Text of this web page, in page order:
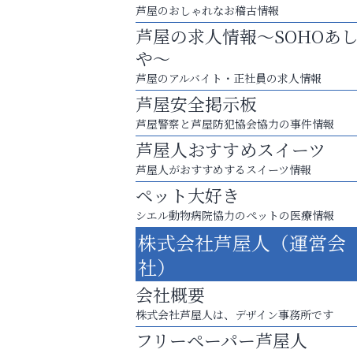
庭のお手入れから遺品整理まで
ちょっとしたお困りごともOK!
芦屋インターナショナルスク
ール
芦屋のおしゃれなお稽古情報
芦屋の求人情報～SOHOあし
や～
芦屋のアルバイト・正社員の求人情報
芦屋安全掲示板
芦屋警察と芦屋防犯協会協力の事件情報
芦屋人おすすめスイーツ
芦屋人がおすすめするスイーツ情報
ペット大好き
シエル動物病院協力のペットの医療情報
株式会社芦屋人（運営会
社）
会社概要
株式会社芦屋人は、デザイン事務所です
フリーペーパー芦屋人